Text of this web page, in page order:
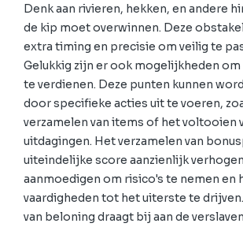
Denk aan rivieren, hekken, en andere
de kip moet overwinnen. Deze
extra timing en precisie om veilig te
Gelukkig zijn er ook mogelijkheden
te verdienen. Deze punten kunnen
door specifieke acties uit te voeren,
verzamelen van items of het voltooien
uitdagingen. Het verzamelen van
uiteindelijke score aanzienlijk
aanmoedigen om risico's te nemen en
vaardigheden tot het uiterste te
van beloning draagt bij aan de